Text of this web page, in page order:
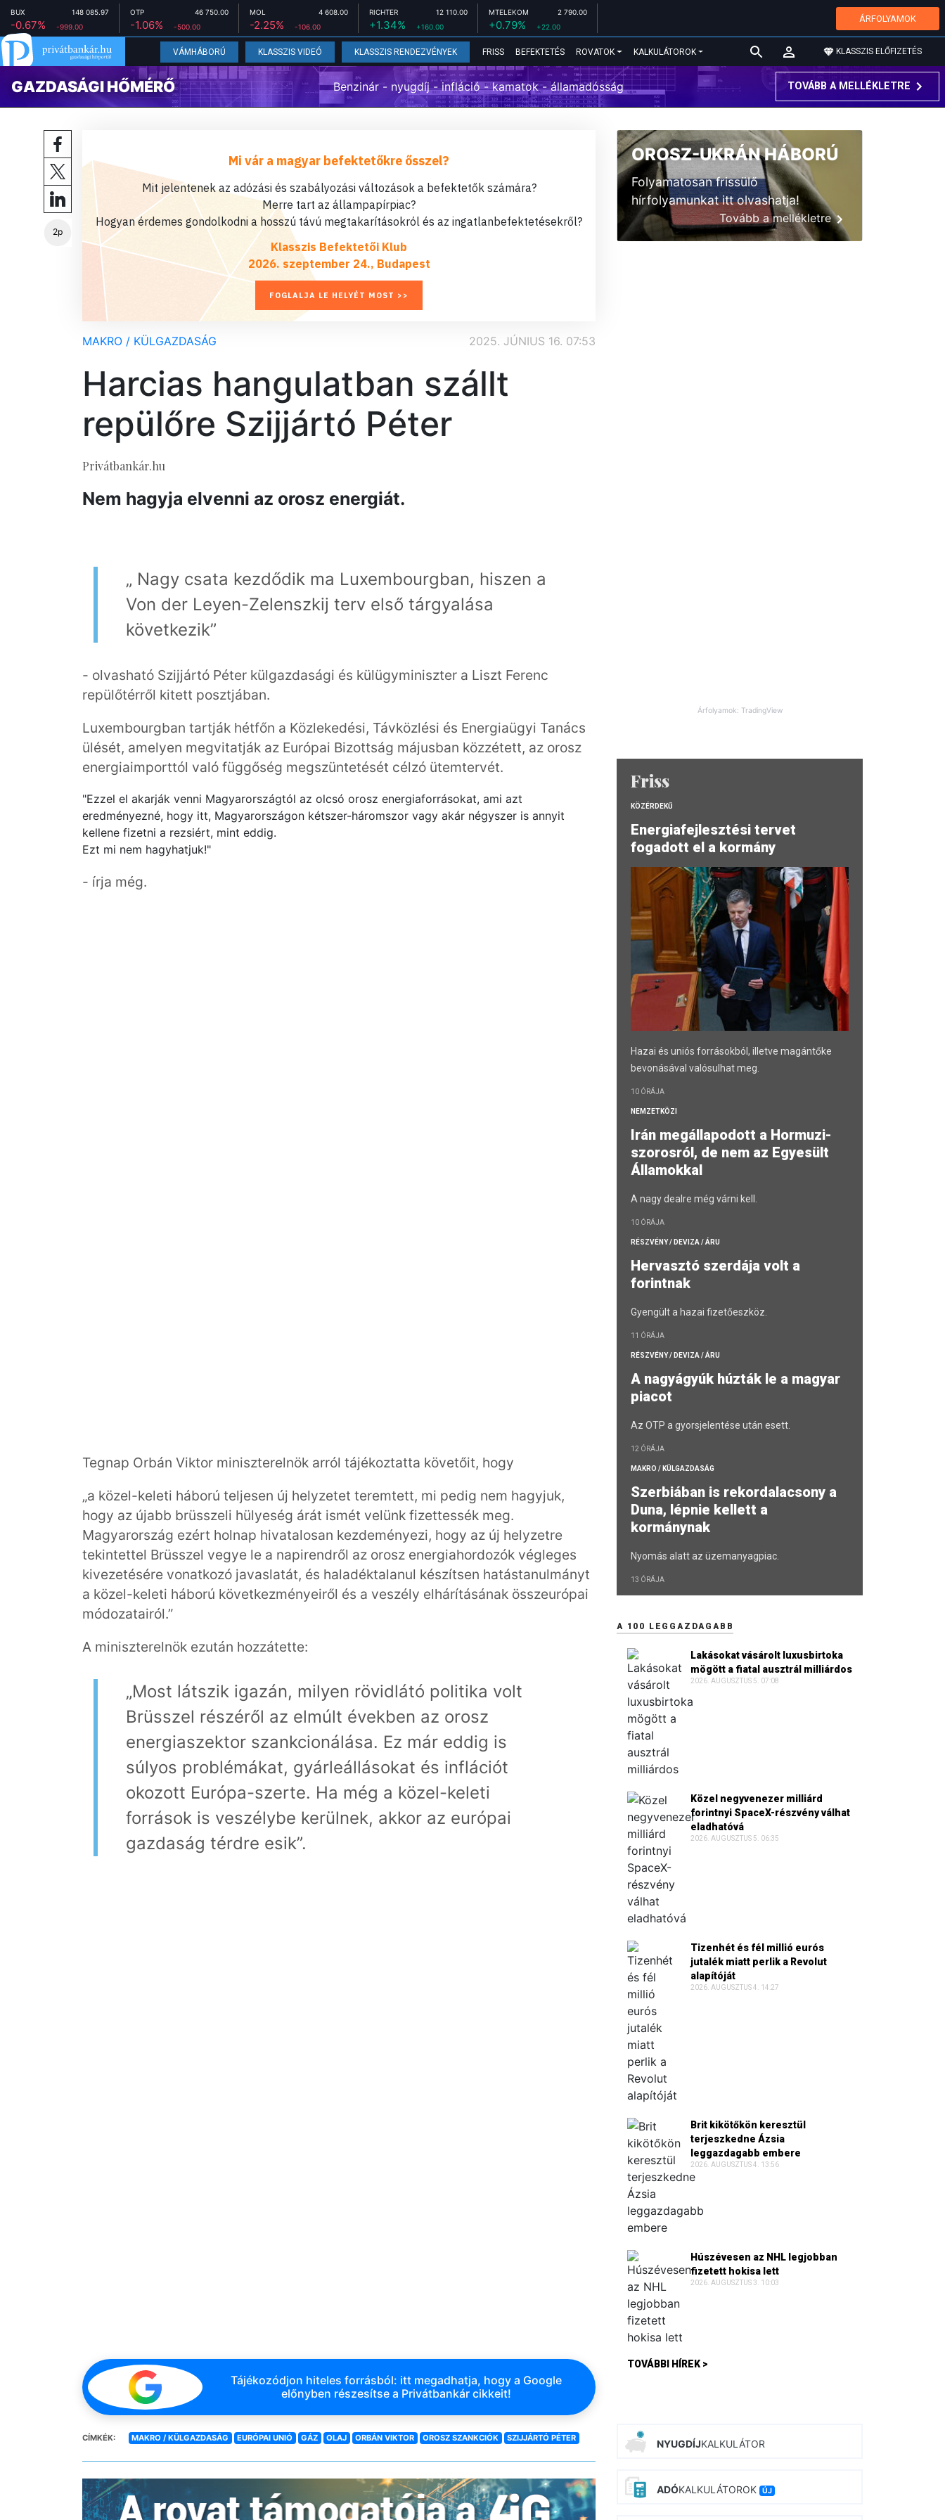
BUX 148 085.97
-0.67% -999.00
OTP 46 750.00
-1.06% -500.00
MOL 4 608.00
-2.25% -106.00
RICHTER 12 110.00
+1.34% +160.00
MTELEKOM 2 790.00
+0.79% +22.00
ÁRFOLYAMOK
VÁMHÁBORÚ KLASSZIS VIDEÓ KLASSZIS RENDEZVÉNYEK FRISS BEFEKTETÉS ROVATOK KALKULÁTOROK KLASSZIS ELŐFIZETÉS
GAZDASÁGI HŐMÉRŐ Benzinár - nyugdíj - infláció - kamatok - államadósság TOVÁBB A MELLÉKLETRE
2p
Mi vár a magyar befektetőkre ősszel?
Mit jelentenek az adózási és szabályozási változások a befektetők számára?
Merre tart az állampapírpiac?
Hogyan érdemes gondolkodni a hosszú távú megtakarításokról és az ingatlanbefektetésekről?
Klasszis Befektetői Klub
2026. szeptember 24., Budapest
FOGLALJA LE HELYÉT MOST >>
MAKRO / KÜLGAZDASÁG 2025. JÚNIUS 16. 07:53
Harcias hangulatban szállt
repülőre Szijjártó Péter
Privátbankár.hu
Nem hagyja elvenni az orosz energiát.
„ Nagy csata kezdődik ma Luxembourgban, hiszen a
Von der Leyen-Zelenszkij terv első tárgyalása
következik”
- olvasható Szijjártó Péter külgazdasági és külügyminiszter a Liszt Ferenc
repülőtérről kitett posztjában.
Luxembourgban tartják hétfőn a Közlekedési, Távközlési és Energiaügyi Tanács
ülését, amelyen megvitatják az Európai Bizottság májusban közzétett, az orosz
energiaimporttól való függőség megszüntetését célzó ütemtervét.
"Ezzel el akarják venni Magyarországtól az olcsó orosz energiaforrásokat, ami azt
eredményezné, hogy itt, Magyarországon kétszer-háromszor vagy akár négyszer is annyit
kellene fizetni a rezsiért, mint eddig.
Ezt mi nem hagyhatjuk!"
- írja még.
Tegnap Orbán Viktor miniszterelnök arról tájékoztatta követőit, hogy
„a közel-keleti háború teljesen új helyzetet teremtett, mi pedig nem hagyjuk,
hogy az újabb brüsszeli hülyeség árát ismét velünk fizettessék meg.
Magyarország ezért holnap hivatalosan kezdeményezi, hogy az új helyzetre
tekintettel Brüsszel vegye le a napirendről az orosz energiahordozók végleges
kivezetésére vonatkozó javaslatát, és haladéktalanul készítsen hatástanulmányt
a közel-keleti háború következményeiről és a veszély elhárításának összeurópai
módozatairól.”
A miniszterelnök ezután hozzátette:
„Most látszik igazán, milyen rövidlátó politika volt
Brüsszel részéről az elmúlt években az orosz
energiaszektor szankcionálása. Ez már eddig is
súlyos problémákat, gyárleállásokat és inflációt
okozott Európa-szerte. Ha még a közel-keleti
források is veszélybe kerülnek, akkor az európai
gazdaság térdre esik”.
Tájékozódjon hiteles forrásból: itt megadhatja, hogy a Google
előnyben részesítse a Privátbankár cikkeit!
CÍMKÉK: MAKRO / KÜLGAZDASÁG EURÓPAI UNIÓ GÁZ OLAJ ORBÁN VIKTOR OROSZ SZANKCIÓK SZIJJÁRTÓ PÉTER
OROSZ-UKRÁN HÁBORÚ
Folyamatosan frissülő
hírfolyamunkat itt olvashatja!
Tovább a mellékletre
Árfolyamok: TradingView
Friss
KÖZÉRDEKŰ
Energiafejlesztési tervet
fogadott el a kormány
Hazai és uniós forrásokból, illetve magántőke
bevonásával valósulhat meg.
10 ÓRÁJA
NEMZETKÖZI
Irán megállapodott a Hormuzi-
szorosról, de nem az Egyesült
Államokkal
A nagy dealre még várni kell.
10 ÓRÁJA
RÉSZVÉNY / DEVIZA / ÁRU
Hervasztó szerdája volt a
forintnak
Gyengült a hazai fizetőeszköz.
11 ÓRÁJA
RÉSZVÉNY / DEVIZA / ÁRU
A nagyágyúk húzták le a magyar
piacot
Az OTP a gyorsjelentése után esett.
12 ÓRÁJA
MAKRO / KÜLGAZDASÁG
Szerbiában is rekordalacsony a
Duna, lépnie kellett a
kormánynak
Nyomás alatt az üzemanyagpiac.
13 ÓRÁJA
A 100 LEGGAZDAGABB
Lakásokat vásárolt luxusbirtoka
mögött a fiatal ausztrál milliárdos
2026. AUGUSZTUS 5. 07:08
Közel negyvenezer milliárd
forintnyi SpaceX-részvény válhat
eladhatóvá
2026. AUGUSZTUS 5. 06:35
Tizenhét és fél millió eurós
jutalék miatt perlik a Revolut
alapítóját
2026. AUGUSZTUS 4. 14:27
Brit kikötőkön keresztül
terjeszkedne Ázsia
leggazdagabb embere
2026. AUGUSZTUS 4. 13:56
Húszévesen az NHL legjobban
fizetett hokisa lett
2026. AUGUSZTUS 3. 10:03
TOVÁBBI HÍREK >
NYUGDÍJKALKULÁTOR
ADÓKALKULÁTOROK ÚJ